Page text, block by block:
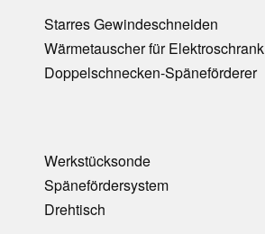
Starres Gewindeschneiden
Wärmetauscher für Elektroschrank
Doppelschnecken-Späneförderer
Werkstücksonde
Spänefördersystem
Drehtisch